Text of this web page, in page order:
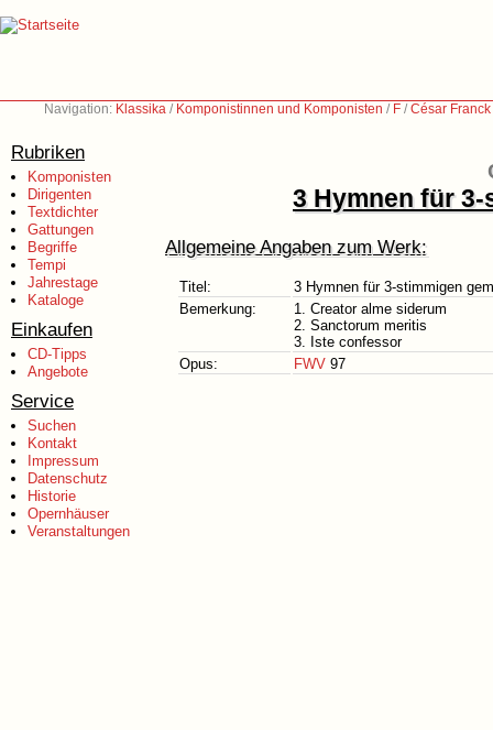
Navigation: Klassika / Komponistinnen und Komponisten / F /César
Rubriken
Komponisten
Dirigenten
Textdichter
Gattungen
Begriffe
Tempi
Jahrestage
Kataloge
Einkaufen
CD-Tipps
Angebote
Service
Suchen
Kontakt
Impressum
Datenschutz
Historie
Opernhäuser
Veranstaltungen
3 Hymnen für
Allgemeine Angaben zum Werk:
Titel:
3 Hymnen für 3-stimmigen
Bemerkung:
1. Creator alme siderum
2. Sanctorum meritis
3. Iste confessor
Opus:
FWV 97